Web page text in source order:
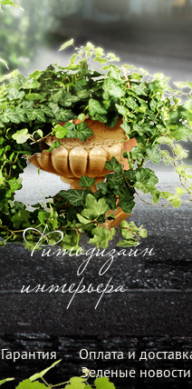
Фитодизайн
интерьера
Гарантия Оплата и
Зеленые новости